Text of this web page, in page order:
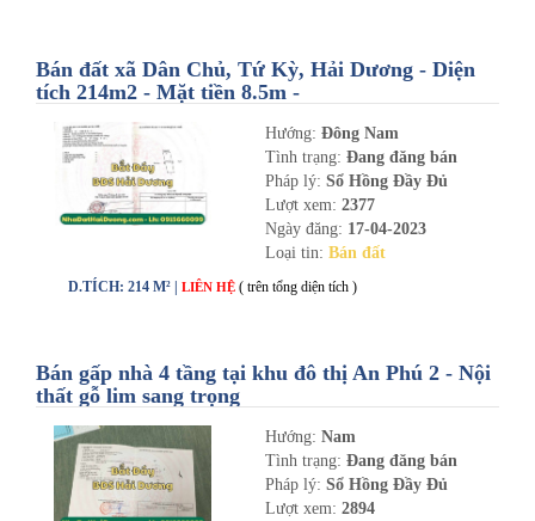
Bán đất xã Dân Chủ, Tứ Kỳ, Hải Dương - Diện
tích 214m2 - Mặt tiền 8.5m -
Hướng: Đông Nam
Tình trạng: Đang đăng bán
Pháp lý: Sổ Hồng Đầy Đủ
Lượt xem: 2377
Ngày đăng: 17-04-2023
Loại tin: Bán đất
D.TÍCH: 214 M² | LIÊN HỆ ( trên tổng diện tích )
Bán gấp nhà 4 tầng tại khu đô thị An Phú 2 - Nội
thất gỗ lim sang trọng
Hướng: Nam
Tình trạng: Đang đăng bán
Pháp lý: Sổ Hồng Đầy Đủ
Lượt xem: 2894